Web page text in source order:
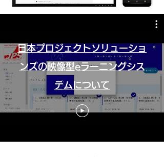
日本プロジェクトソリューショ
ンズの映像型eラーニングシス
テムについて